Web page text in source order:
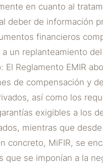
en cuanto al
deber de información
financieros
a un replanteamiento
El Reglamento EMIR
de compensación y
así como los
exigibles a los
mientras que
concreto, MiFIR, se
que se imponían a la